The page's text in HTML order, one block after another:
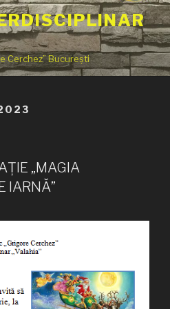
Cerchez” București
„MAGIA
IARNĂ”